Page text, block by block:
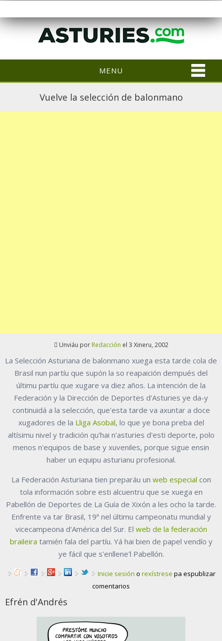
MENU
Vuelve la selección de balonmano
Unviáu por Redacción el 3 Xineru, 2002
La Selección Asturiana de balonmano xuega esta tarde cola de
Brasil nun partíu que supón la so reapaición dempués del
últimu partíu que xugare va diez años. La intención de la
Federación y la Dirección de Deportes d'Asturies ye da-y
continuidá a la selección, que'esta tarde va axuntar a doce
xugadores de la Lliga Asobal, lo que ye bona preba del
altísimu nivel y tradición qu'hai n'asturies d'esti deporte, polo
menos n'equipos de base y xuveniles, porque sigue ensin
haber un equipu asturianu profesional.
La Federación Asturiana tien preparáu un web especial con
tola información sobre esti alcuentru que se xuega en
Pabellón de Deportes de La Guía de Xixón a les ocho la tarde.
Enfrente va tar Brasil, 19ª nel últimu campeonatu mundial y
vicecampeona d'América del Sur. El web de la federación
braileira tamién fala del partíu. Yá hai bien de papel vendío y
ye fácil que s'enllene'l Pabellón.
Inicie sesión o rexístrese pa espublizar
comentarios
Efrén d'Andrés